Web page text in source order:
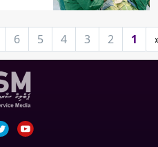
1
2
3
4
5
6